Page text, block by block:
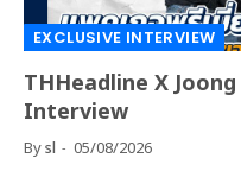
EXCLUSIVE INTERVIEW
THHeadline X
Interview
Bysl 05/08/2026